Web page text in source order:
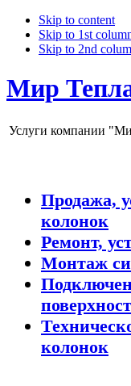
Skip to content
Skip to 1st
Skip to 2nd
Мир
Услуги компании
Продажа,
колонок
Ремонт,
Монтаж
колонок